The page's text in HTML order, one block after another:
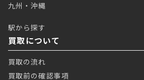
九州・沖縄
駅から探す
買取について
買取の流れ
買取前の確認事項